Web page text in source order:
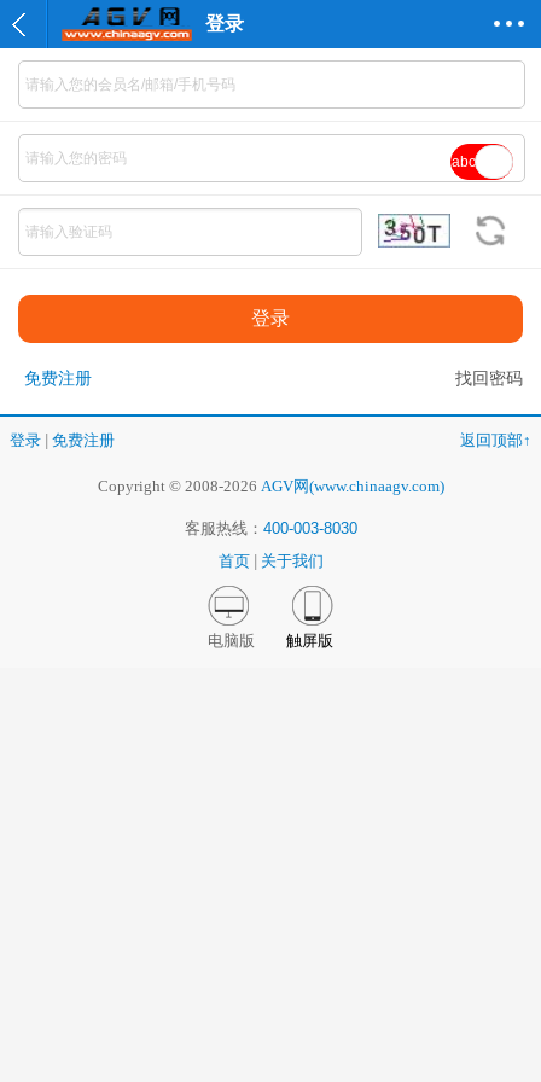
登录
abc
免费注册 找回密码
登录 免费注册 返回顶部↑
Copyright © 2008-2026 AGV网(www.chinaagv.com)
客服热线： 400-003-8030
首页
关于我们
电脑版 触屏版